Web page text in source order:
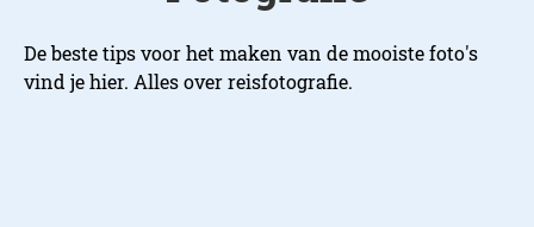
Fotografie
De beste tips voor het maken van de mooiste foto's
vind je hier. Alles over reisfotografie.